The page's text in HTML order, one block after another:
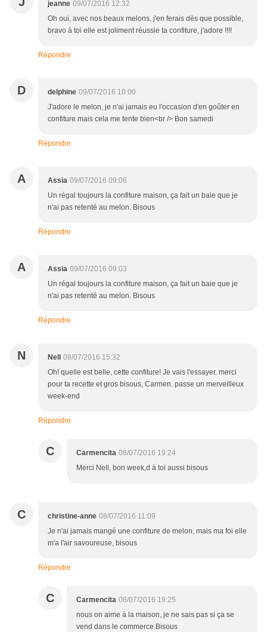
jeanne 09/07/2016 12:32
Oh oui, avec nos beaux melons, j'en ferais dès que possible,
bravo à toi elle est joliment réussie ta confiture, j'adore !!!!
Répondre
D delphine 09/07/2016 10:00
J'adore le melon, je n'ai jamais eu l'occasion d'en goûter en
confiture mais cela me tente bien<br /> Bon samedi
Répondre
A Assia 09/07/2016 09:06
Un régal toujours la confiture maison, ça fait un baie que je
n'ai pas retenté au melon. Bisous
Répondre
A Assia 09/07/2016 09:03
Un régal toujours la confiture maison, ça fait un baie que je
n'ai pas retenté au melon. Bisous
Répondre
N Nell
08/07/2016 15:32
Oh! quelle est belle, cette confiture! Je vais l'essayer. merci
pour ta recette et gros bisous, Carmen. passe un merveilleux
week-end
Répondre
C Carmencita 08/07/2016 19:24
Merci Nell, bon week,d à toi aussi bisous
C christine-anne 08/07/2016 11:09
Je n'ai jamais mangé une confiture de melon, mais ma foi elle
m'a l'air savoureuse, bisous
Répondre
C Carmencita 08/07/2016 19:25
nous on aime à la maison, je ne sais pas si ça se
vend dans le commerce.Bisous